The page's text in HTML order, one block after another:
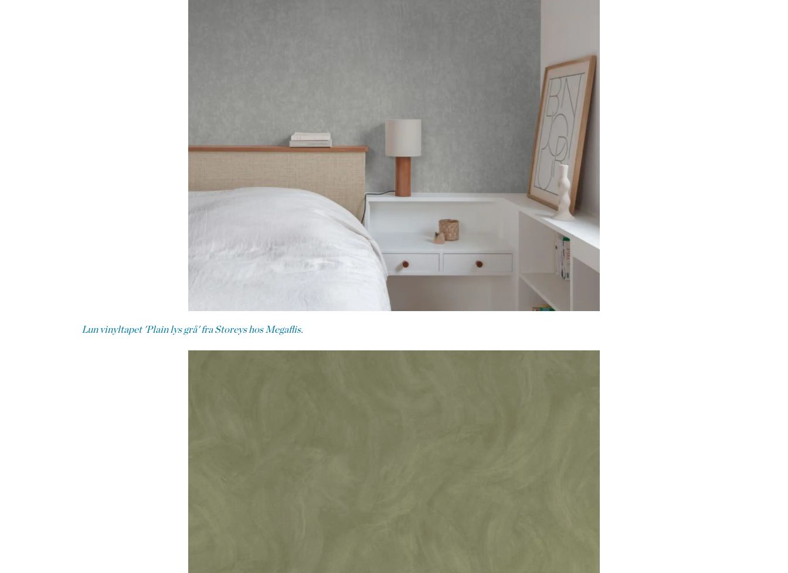
Lun vinyltapet 'Plain lys grå' fra Storeys hos Megaflis.